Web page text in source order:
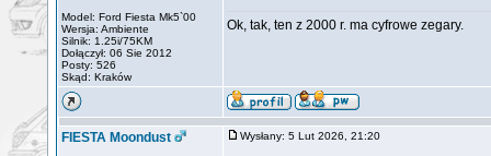
Model: Ford Fiesta Mk5`00
Wersja: Ambiente
Silnik: 1.25i/75KM
Dołączył: 06 Sie 2012
Posty: 526
Skąd: Kraków
Ok, tak, ten z 2000 r. ma cyfrowe zegary.
FIESTA Moondust Wysłany: 5 Lut 2026, 21:20